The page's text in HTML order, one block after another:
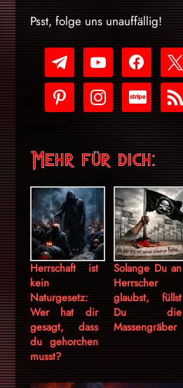
Psst, folge uns unauffällig!
telegram
youtube-
play
facebook
pinterest instagramcc-
stripe
rss
Mehr für dich:
Herrschaft ist
kein
Naturgesetz:
Wer hat dir
gesagt, dass
du gehorchen
musst?
Solange Du an
Herrscher
glaubst, füllst
Du die
Massengräber